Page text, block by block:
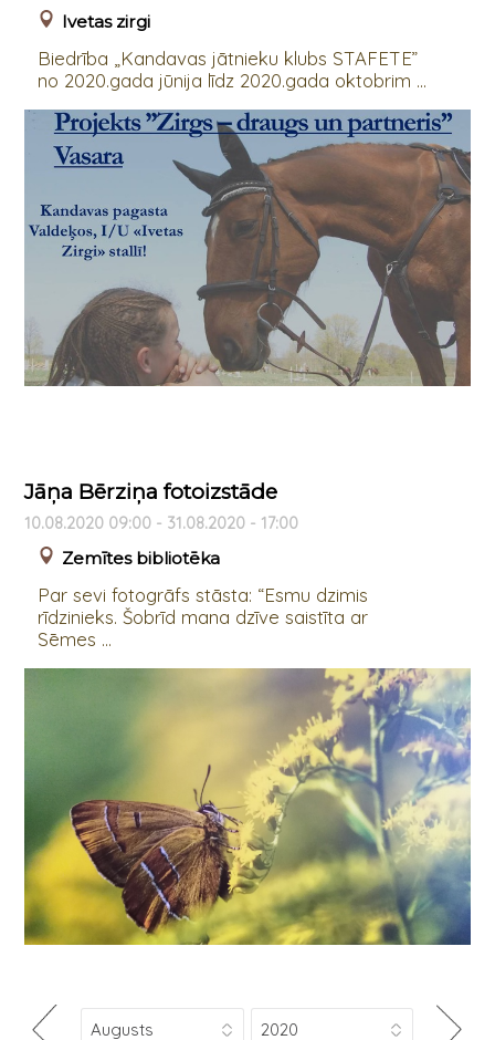
Ivetas zirgi
Biedrība „Kandavas jātnieku klubs STAFETE”
no 2020.gada jūnija līdz 2020.gada oktobrim ...
Jāņa Bērziņa fotoizstāde
10.08.2020 09:00 - 31.08.2020 - 17:00
Zemītes bibliotēka
Par sevi fotogrāfs stāsta: “Esmu dzimis
rīdzinieks. Šobrīd mana dzīve saistīta ar
Sēmes ...